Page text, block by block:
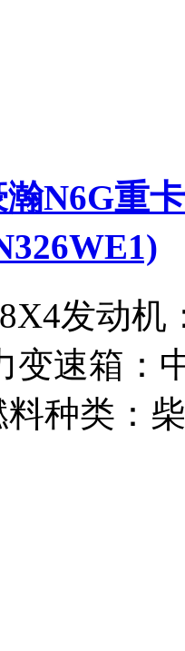
N6G重
8X4发动机
变速箱：
种类：